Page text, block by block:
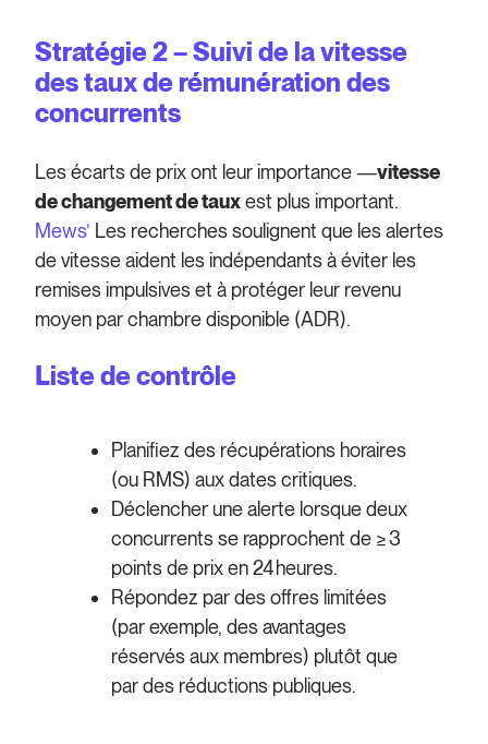
Stratégie 2 – Suivi de la vitesse
des taux de rémunération des
concurrents
Les écarts de prix ont leur importance —vitesse
de changement de tauxest plus important.
Mews’ Les recherches soulignent que les alertes
de vitesse aident les indépendants à éviter les
remises impulsives et à protéger leur revenu
moyen par chambre disponible (ADR).
Liste de contrôle
Planifiez des récupérations horaires
(ou RMS) aux dates critiques.
Déclencher une alerte lorsque deux
concurrents se rapprochent de ≥ 3
points de prix en 24 heures.
Répondez par des offres limitées
(par exemple, des avantages
réservés aux membres) plutôt que
par des réductions publiques.